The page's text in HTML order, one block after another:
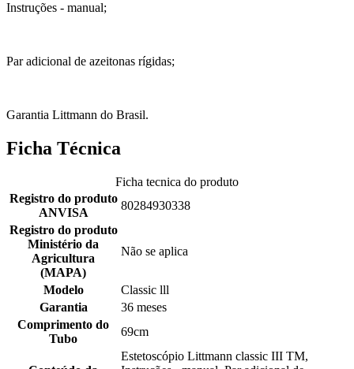
Instruções - manual;
Par adicional de azeitonas rígidas;
Garantia Littmann do Brasil.
Ficha Técnica
Ficha tecnica do produto
Registro do produto
ANVISA
80284930338
Registro do produto
Ministério da
Agricultura
(MAPA)
Não se aplica
Modelo
Classic lll
Garantia
36 meses
Comprimento do
Tubo
69cm
Estetoscópio Littmann classic III TM,